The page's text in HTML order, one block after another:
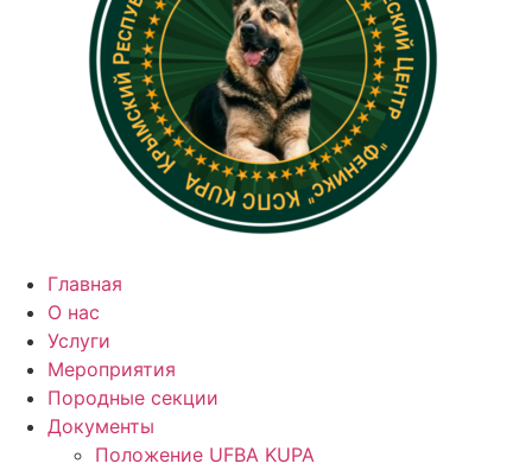
Главная
О нас
Услуги
Мероприятия
Породные секции
Документы
Положение UFBA KUPA